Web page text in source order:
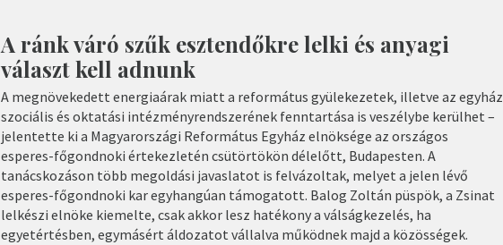
A ránk váró szűk esztendőkre lelki és anyagi
választ kell adnunk
A megnövekedett energiaárak miatt a református gyülekezetek, illetve az egyház
szociális és oktatási intézményrendszerének fenntartása is veszélybe kerülhet –
jelentette ki a Magyarországi Református Egyház elnöksége az országos
esperes-főgondnoki értekezletén csütörtökön délelőtt, Budapesten. A
tanácskozáson több megoldási javaslatot is felvázoltak, melyet a jelen lévő
esperes-főgondnoki kar egyhangúan támogatott. Balog Zoltán püspök, a Zsinat
lelkészi elnöke kiemelte, csak akkor lesz hatékony a válságkezelés, ha
egyetértésben, egymásért áldozatot vállalva működnek majd a közösségek.